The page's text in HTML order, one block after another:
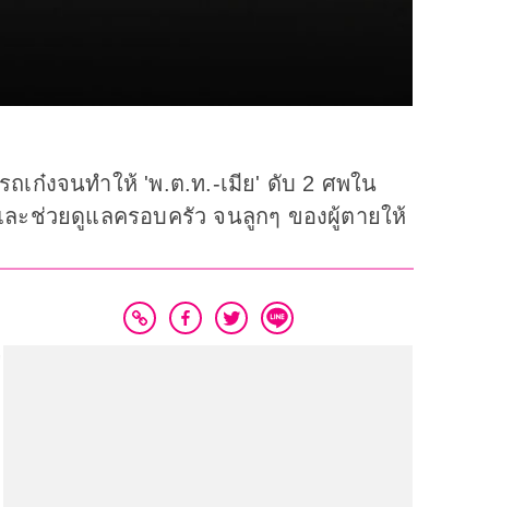
ถเก๋งจนทำให้ 'พ.ต.ท.-เมีย' ดับ 2 ศพใน
ะช่วยดูแลครอบครัว จนลูกๆ ของผู้ตายให้